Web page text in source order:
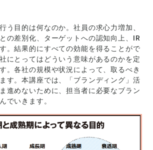
う目的は何なのか。社員の求心力増加、
の差別化、ターゲットへの認知向上、IR
。結果的にすべての効能を得ることがで
にとってはどういう意味があるのかを定
。各社の規模や状況によって、取るべき
す。本講座では、「ブランディング」活
進めないために、担当者に必要なブラン
でいきます。